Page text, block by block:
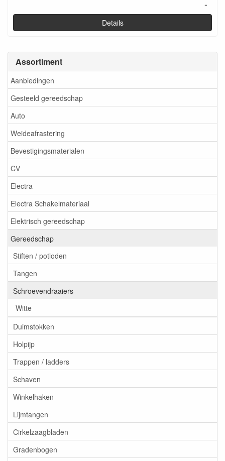
Assortiment
Aanbiedingen
Gesteeld gereedschap
Auto
Weideafrastering
Bevestigingsmaterialen
CV
Electra
Electra Schakelmateriaal
Elektrisch gereedschap
Gereedschap
Stiften / potloden
Tangen
Schroevendraaiers
Witte
Duimstokken
Holpijp
Trappen / ladders
Schaven
Winkelhaken
Lijmtangen
Cirkelzaagbladen
Gradenbogen
-
Details